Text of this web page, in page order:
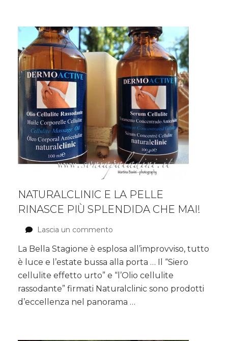
errori
da
evitare
NATURALCLINIC E LA PELLE
RINASCE PIÙ SPLENDIDA CHE MAI!
Lascia un commento
e
la
pelle
rinasce
più
splendida
La Bella Stagione è esplosa all’improvviso, tutto
è luce e l’estate bussa alla porta … Il “Siero
cellulite effetto urto” e “l’Olio cellulite
rassodante” firmati Naturalclinic sono prodotti
d’eccellenza nel panorama …